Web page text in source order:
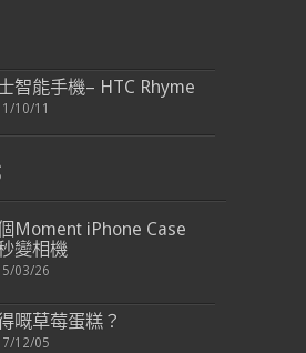
智能手機– HTC Rhyme
10/11
Moment iPhone Case
變相機
03/26
嘅草莓蛋糕？
12/05